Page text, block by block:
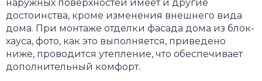
наружных поверхностей имеет и другие
достоинства, кроме изменения внешнего вида
дома. При монтаже отделки фасада дома из блок-
хауса, фото, как это выполняется, приведено
ниже, проводится утепление, что обеспечивает
дополнительный комфорт.